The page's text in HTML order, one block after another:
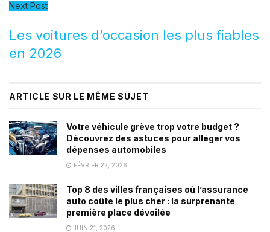
Next Post
Les voitures d’occasion les plus fiables
en 2026
ARTICLE SUR LE MÊME SUJET
Votre véhicule grève trop votre budget ?
Découvrez des astuces pour alléger vos
dépenses automobiles
FÉVRIER 22, 2026
Top 8 des villes françaises où l’assurance
auto coûte le plus cher : la surprenante
première place dévoilée
JUIN 21, 2026